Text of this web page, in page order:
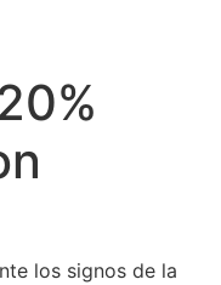
los signos de la